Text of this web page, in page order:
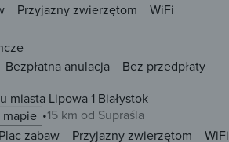
Przyjazny zwierzętom
WiFi
Bezpłatna anulacja Bez przedpłaty
miasta Lipowa 1 Białystok
mapie 15 km od Supraśla
Plac zabaw Przyjazny zwierzętom
WiFi